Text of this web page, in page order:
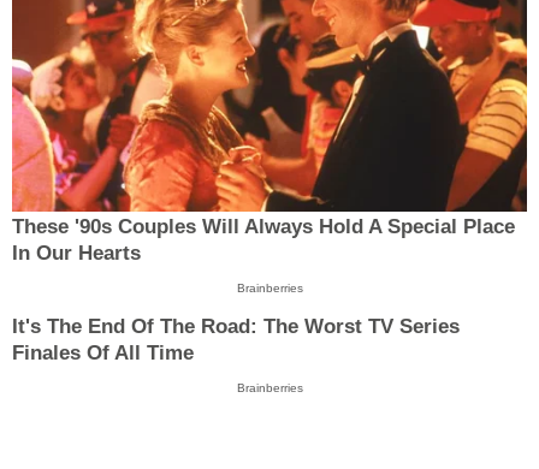
These '90s Couples Will Always Hold A Special Place
In Our Hearts
Brainberries
It's The End Of The Road: The Worst TV Series
Finales Of All Time
Brainberries